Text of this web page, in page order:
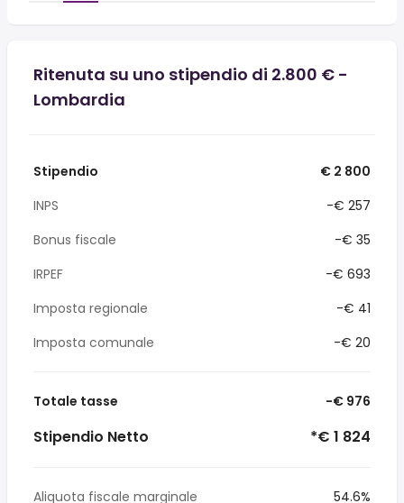
Ritenuta su uno stipendio di 2.800 € -
Lombardia
Stipendio
€ 2 800
INPS
-€ 257
Bonus fiscale
-€ 35
IRPEF
-€ 693
Imposta regionale
-€ 41
Imposta comunale
-€ 20
Totale tasse -€ 976
Stipendio Netto *€ 1 824
Aliquota fiscale marginale
54.6%